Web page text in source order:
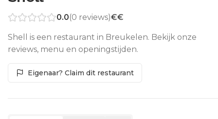
0.0(0 reviews)€€
Shell is een restaurant in Breukelen. Bekijk onze
reviews, menu en openingstijden.
Eigenaar? Claim dit restaurant